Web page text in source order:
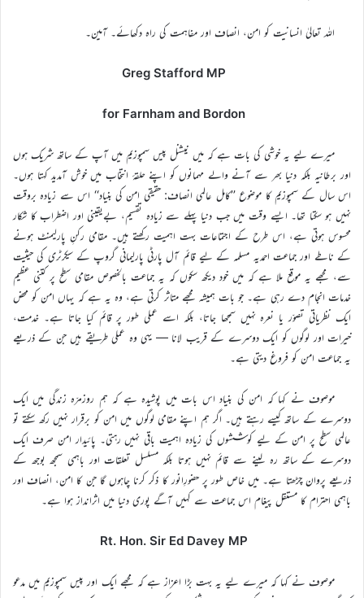
اللہ تعالیٰ انسانیت کو امن، انصاف اور مفاہمت کی راہ دکھائے۔ آمین۔
Greg Stafford MP
for Farnham and Bordon
میرے لیے یہ خوشی کی بات ہے کہ میں نیشنل پیس سمپوزیم میں آپ کے ساتھ شریک ہوں
اور برطانیہ بلکہ دنیا بھر سے آنے والے مہمانوں کو اپنے حلقۂ انتخاب میں خوش آمدید کہتا ہوں۔
اس سال کے سمپوزیم کا موضوع ’’کامل عالمی انصاف: حقیقی امن کی بنیاد‘‘ اس سے زیادہ بروقت
نہیں ہو سکتا تھا۔ ایسے وقت میں جب دنیا پہلے سے زیادہ تقسیم، بےیقینی اور اضطراب کا شکار
محسوس ہوتی ہے، اس طرح کے اجتماعات بہت اہمیت رکھتے ہیں۔ مقامی رکنِ پارلیمنٹ ہونے
کے ناطے اور جماعت احمدیہ مسلمہ کے لیے قائم آل پارٹی پارلیمانی گروپ کے سیکرٹری کی حیثیت
سے، مجھے یہ موقع ملا ہے کہ میں خود دیکھ سکوں کہ یہ جماعت بالخصوص مقامی سطح پر کتنی عظیم
خدمات انجام دے رہی ہے۔ جو بات ہمیشہ مجھے متاثر کرتی ہے، وہ یہ ہے کہ یہاں امن کو محض
ایک نظریاتی تصوّر یا نعرہ نہیں سمجھا جاتا، بلکہ اسے عملی طور پر قائم کیا جاتا ہے۔ خدمت،
خیرات اور لوگوں کو ایک دوسرے کے قریب لانا — یہی وہ عملی طریقے ہیں جن کے ذریعے
یہ جماعت امن کو فروغ دیتی ہے۔
موصوف نے کہا کہ امن کی بنیاد اس بات میں پوشیدہ ہے کہ ہم روزمرّہ زندگی میں ایک
دوسرے کے ساتھ کیسے رہتے ہیں۔ اگر ہم اپنے مقامی لوگوں میں امن کو برقرار نہیں رکھ سکتے تو
عالمی سطح پر امن کے لیے کوششوں کی زیادہ اہمیت باقی نہیں رہتی۔ پائیدار امن صرف ایک
دوسرے کے ساتھ رہ لینے سے قائم نہیں ہوتا بلکہ مسلسل تعلقات اور باہمی سمجھ بوجھ کے
ذریعے پروان چڑھتا ہے۔ میں خاص طور پر حضورِانور کا ذکر کرنا چاہوں گا جن کا امن، انصاف اور
باہمی احترام کا مستقل پیغام اس جماعت سے کہیں آگے پوری دنیا میں اثرانداز ہوا ہے۔
Rt. Hon. Sir Ed Davey MP
موصوف نے کہا کہ میرے لیے یہ بہت بڑا اعزاز ہے کہ مجھے ایک اور پیس سمپوزیم میں مدعو